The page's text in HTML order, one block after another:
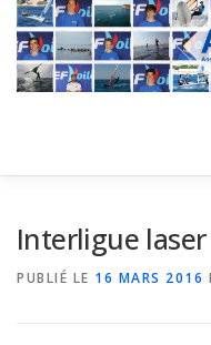
Aller
contenu
Interligue
PUBLIÉ LE 16 MARS 2016